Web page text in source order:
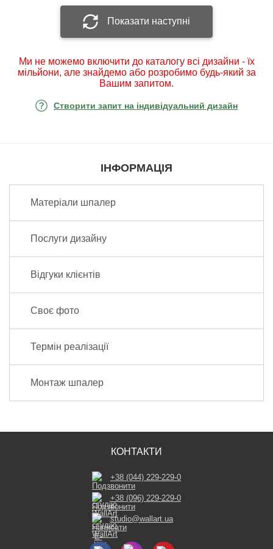
Показати наступні
Ми не можемо включити до каталогу всі дизайни - їх
мільйони, але знайдемо або розробимо будь-який за
Вашим запитом.
Створити запит на індивідуальний дизайн
ІНФОРМАЦІЯ
Матеріали шпалер
Послуги дизайну
Відгуки клієнтів
Своє фото
Термін реалізації
Монтаж шпалер
КОНТАКТИ
+38 (044) 229-229-0
+38 (096) 229-229-0
studio@wallart.ua